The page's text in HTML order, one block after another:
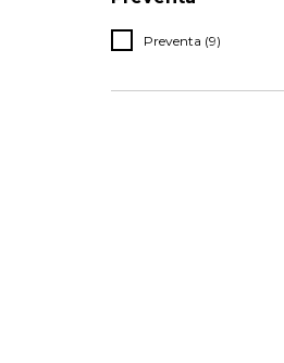
Preventa (9)